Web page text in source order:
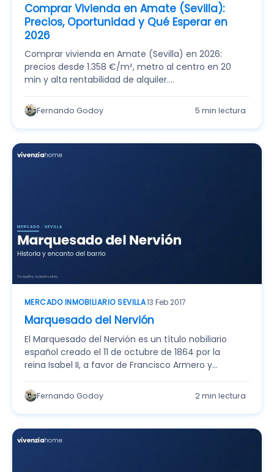
Comprar Vivienda en Amate (Sevilla):
Precios, Oportunidad y Qué Esperar en
2026
Comprar vivienda en Amate (Sevilla) en 2026:
precios desde 1.358 €/m², metro al centro en 20
min y alta rentabilidad de alquiler.…
Fernando Godoy 5 min lectura
MERCADO INMOBILIARIO SEVILLA·13 Feb 2017
Marquesado del Nervión
El Marquesado del Nervión es un título nobiliario
español creado el 11 de octubre de 1864 por la
reina Isabel II, a favor de Francisco Armero y
Fernando Godoy 2 min lectura